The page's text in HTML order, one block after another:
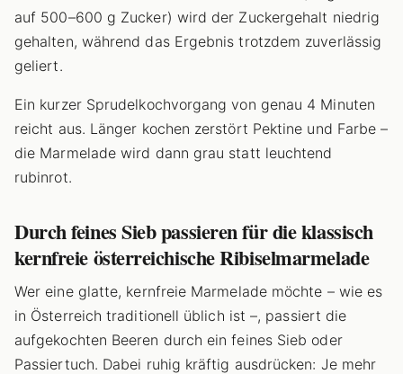
auf 500–600 g Zucker) wird der Zuckergehalt niedrig
gehalten, während das Ergebnis trotzdem zuverlässig
geliert.
Ein kurzer Sprudelkochvorgang von genau 4 Minuten
reicht aus. Länger kochen zerstört Pektine und Farbe –
die Marmelade wird dann grau statt leuchtend
rubinrot.
Durch feines Sieb passieren für die klassisch
kernfreie österreichische Ribiselmarmelade
Wer eine glatte, kernfreie Marmelade möchte – wie es
in Österreich traditionell üblich ist –, passiert die
aufgekochten Beeren durch ein feines Sieb oder
Passiertuch. Dabei ruhig kräftig ausdrücken: Je mehr